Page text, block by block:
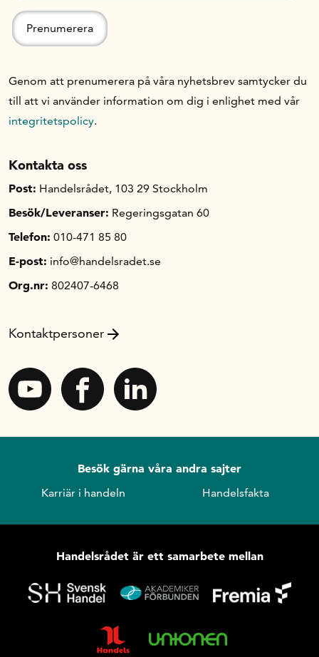
Genom att prenumerera på våra nyhetsbrev samtycker du
till att vi använder information om dig i enlighet med vår
integritetspolicy.
Kontakta oss
Post: Handelsrådet, 103 29 Stockholm
Besök/Leveranser: Regeringsgatan 60
Telefon: 010-471 85 80
E-post: info@handelsradet.se
Org.nr: 802407-6468
Kontaktpersoner
Besök gärna våra andra sajter
Karriär i handeln Handelsfakta
Handelsrådet är ett samarbete mellan